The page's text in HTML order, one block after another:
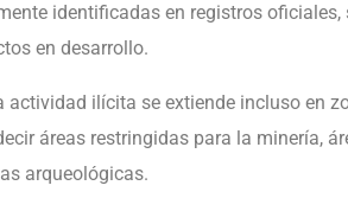
identificadas en registros
en desarrollo.
actividad ilícita se extiende incluso en
áreas restringidas para la minería,
arqueológicas.